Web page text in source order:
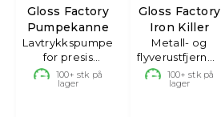
Gloss Factory
Pumpekanne
Lavtrykkspumpe
for presis
påføring
100+ stk på
lager
Gloss Factory
Iron Killer
Metall- og
flyverustfjerner,
500ml
100+ stk på
lager